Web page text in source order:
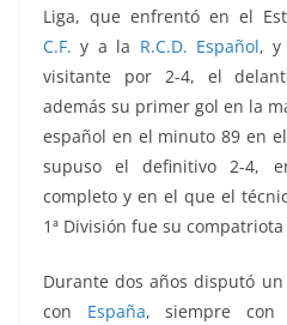
Liga, que enfrentó en el
C.F. y a la R.C.D. Español, y
visitante por 2-4, el
además su primer gol en la
español en el minuto 89 en
supuso el definitivo 2-4,
completo y en el que el
1ª División fue su
Durante dos años disputó
con España, siempre con